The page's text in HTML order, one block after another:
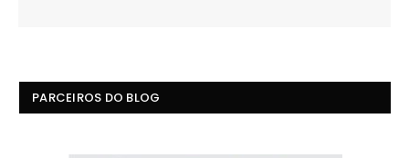
PARCEIROS DO BLOG